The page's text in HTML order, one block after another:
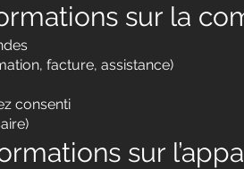
sur la
facture, assistance)
consenti
sur